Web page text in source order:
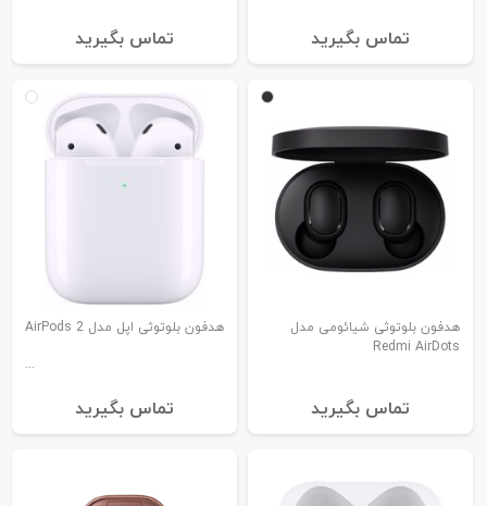
تماس بگیرید تماس بگیرید
هدفون بلوتوثی شیائومی مدل
Redmi AirDots
تماس بگیرید
هدفون بلوتوثی اپل مدل AirPods 2
تماس بگیرید